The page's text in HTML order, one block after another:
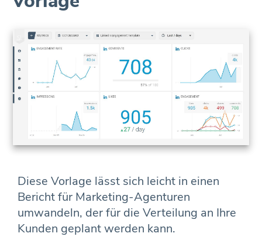
Diese Vorlage lässt sich leicht in einen
Bericht für Marketing-Agenturen
umwandeln, der für die Verteilung an Ihre
Kunden geplant werden kann.